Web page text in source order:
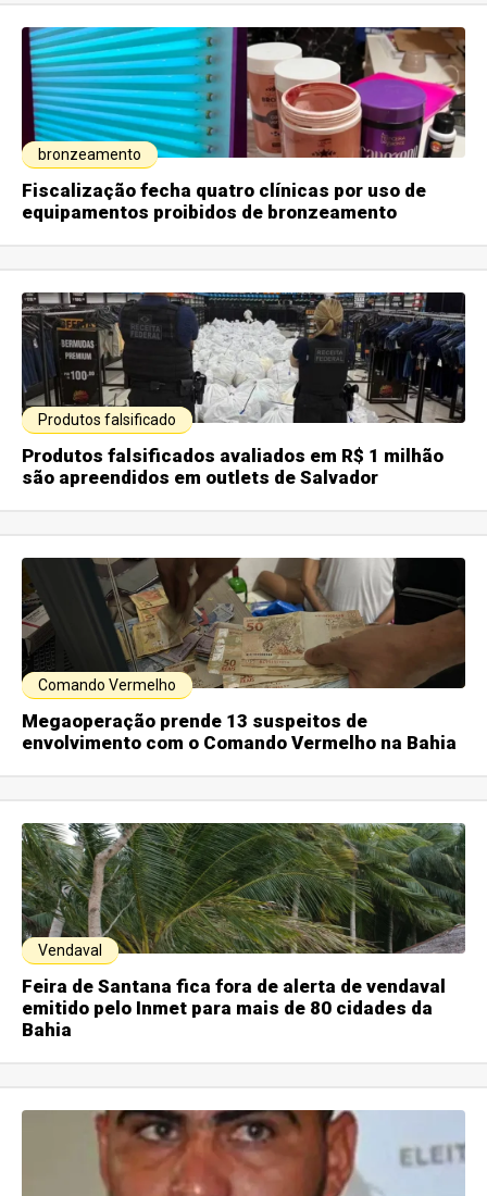
bronzeamento
Fiscalização fecha quatro clínicas por uso de
equipamentos proibidos de bronzeamento
Produtos falsificado
Produtos falsificados avaliados em R$ 1 milhão
são apreendidos em outlets de Salvador
Comando Vermelho
Megaoperação prende 13 suspeitos de
envolvimento com o Comando Vermelho na Bahia
Vendaval
Feira de Santana fica fora de alerta de vendaval
emitido pelo Inmet para mais de 80 cidades da
Bahia